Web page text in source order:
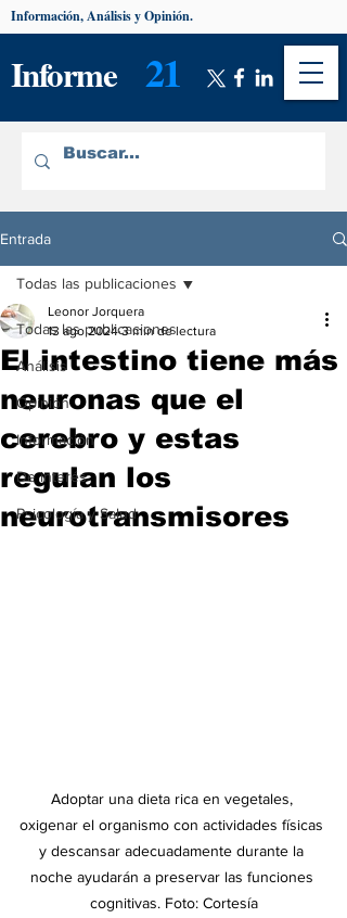
Informe 21
Información, Análisis y Opinión.
Entrada
Todas las publicaciones
Análisis
Opinión
Información
De interés
Psicología y Salud
Todas las publicaciones
El intestino tiene más
neuronas que el
cerebro y estas
regulan los
neurotransmisores
Leonor Jorquera
13 ago 2024 3 min de lectura
Adoptar una dieta rica en vegetales,
oxigenar el organismo con actividades físicas
y descansar adecuadamente durante la
noche ayudarán a preservar las funciones
cognitivas. Foto: Cortesía